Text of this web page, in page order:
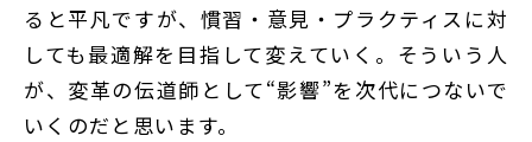
ると平凡ですが、慣習・意見・プラクティスに対
しても最適解を目指して変えていく。そういう人
が、変革の伝道師として“影響”を次代につないで
いくのだと思います。